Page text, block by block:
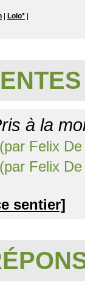
Lolo*
à la
(par Felix
(par Felix
sentier]